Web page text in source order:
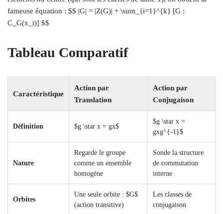
fameuse équation : $$ |G| = |Z(G)| + \sum_{i=1}^{k} [G :
C_G(x_i)] $$
Tableau Comparatif
Caractéristique
Action par
Translation
Action par
Conjugaison
Définition $g \star x = gx$
$g \star x =
gxg^{-1}$
Nature
Regarde le groupe
comme un ensemble
homogène
Sonde la structure
de commutation
interne
Orbites
Une seule orbite : $G$
(action transitive)
Les classes de
conjugaison